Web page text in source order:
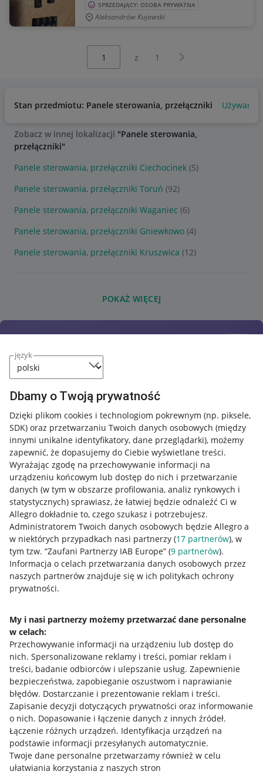
język
Dbamy o Twoją prywatność
Dzięki plikom cookies i technologiom pokrewnym (np. piksele,
SDK) oraz przetwarzaniu Twoich danych osobowych (między
innymi unikalne identyfikatory, dane przeglądarki), możemy
zapewnić, że dopasujemy do Ciebie wyświetlane treści.
Wyrażając zgodę na przechowywanie informacji na
urządzeniu końcowym lub dostęp do nich i przetwarzanie
danych (w tym w obszarze profilowania, analiz rynkowych i
statystycznych) sprawiasz, że łatwiej będzie odnaleźć Ci w
Allegro dokładnie to, czego szukasz i potrzebujesz.
Administratorem Twoich danych osobowych będzie Allegro a
w niektórych przypadkach nasi partnerzy (17 partnerów), w
tym tzw. “Zaufani Partnerzy IAB Europe” (9 partnerów).
Informacja o celach przetwarzania danych osobowych przez
naszych partnerów znajduje się w ich politykach ochrony
prywatności.
My i nasi partnerzy możemy przetwarzać dane personalne
w celach:
Przechowywanie informacji na urządzeniu lub dostęp do
nich. Spersonalizowane reklamy i treści, pomiar reklam i
treści, badanie odbiorców i ulepszanie usług. Zapewnienie
bezpieczeństwa, zapobieganie oszustwom i naprawianie
błędów. Dostarczanie i prezentowanie reklam i treści.
Zapisanie decyzji dotyczących prywatności oraz informowanie
o nich. Dopasowanie i łączenie danych z innych źródeł.
Łączenie różnych urządzeń. Identyfikacja urządzeń na
podstawie informacji przesyłanych automatycznie.
Twoje dane personalne przetwarzamy również w celu
ułatwiania korzystania z naszych stron
SPRZEDAJĄCY: OSOBA PRYWATNA
Aleksandrów Kujawski
z 1 Następna strona
Stan przedmiotu: Panele sterowania, przełączniki Używany
Zobacz w innej lokalizacji "Panele sterowania,
przełączniki"
Panele sterowania, przełączniki Ciechocinek (5)
Panele sterowania, przełączniki Toruń (92)
Panele sterowania, przełączniki Waganiec (6)
Panele sterowania, przełączniki Gniewkowo (4)
Panele sterowania, przełączniki Kruszwica (12)
POKAŻ WIĘCEJ
Przydatne informacje
Jak to działa
Allegro Gadane dla sprzedających
Allegro Gadane dla kupujących
Mapa miejscowości
Informacje prawne
Regulamin
Polityka plików "cookies"
Ustawienia plików "cookies"